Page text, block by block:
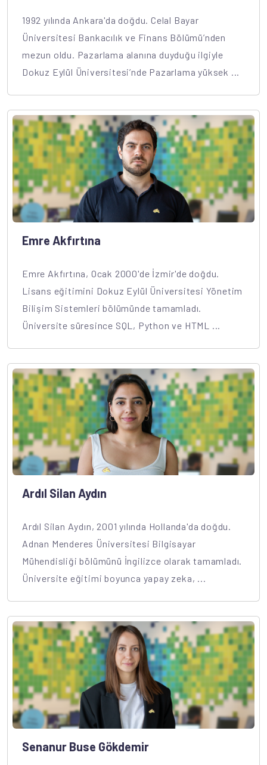
1992 yılında Ankara'da doğdu. Celal Bayar
Üniversitesi Bankacılık ve Finans Bölümü’nden
mezun oldu. Pazarlama alanına duyduğu ilgiyle
Dokuz Eylül Üniversitesi’nde Pazarlama yüksek ...
Emre Akfırtına
Emre Akfırtına, Ocak 2000'de İzmir'de doğdu.
Lisans eğitimini Dokuz Eylül Üniversitesi Yönetim
Bilişim Sistemleri bölümünde tamamladı.
Üniversite süresince SQL, Python ve HTML ...
Ardıl Silan Aydın
Ardıl Silan Aydın, 2001 yılında Hollanda'da doğdu.
Adnan Menderes Üniversitesi Bilgisayar
Mühendisliği bölümünü İngilizce olarak tamamladı.
Üniversite eğitimi boyunca yapay zeka, ...
Senanur Buse Gökdemir